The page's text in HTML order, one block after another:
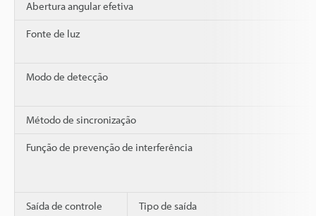
Abertura angular efetiva
Fonte de luz
Modo de detecção
Método de sincronização
Função de prevenção de interferência
Saída de controle
Tipo de saída